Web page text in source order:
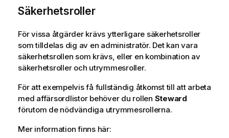
Säkerhetsroller
För vissa åtgärder krävs ytterligare säkerhetsroller
som tilldelas dig av en administratör. Det kan vara
säkerhetsrollen som krävs, eller en kombination av
säkerhetsroller och utrymmesroller.
För att exempelvis få fullständig åtkomst till att arbeta
med affärsordlistor behöver du rollen Steward
förutom de nödvändiga utrymmesrollerna.
Mer information finns här: